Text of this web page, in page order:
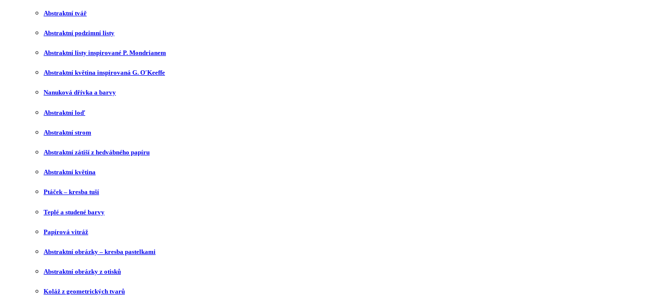
Abstraktní tvář
Abstraktní podzimní listy
Abstraktní listy inspirované P. Mondrianem
Abstraktní květina inspirovaná G. O′Keeffe
Nanuková dřívka a barvy
Abstraktní loď
Abstraktní strom
Abstraktní zátiší z hedvábného papíru
Abstraktní květina
Ptáček – kresba tuší
Teplé a studené barvy
Papírová vitráž
Abstraktní obrázky – kresba pastelkami
Abstraktní obrázky z otisků
Koláž z geometrických tvarů